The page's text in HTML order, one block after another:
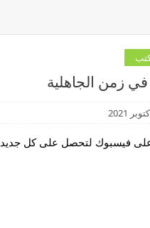
زمن الجاهلية
على فيسبوك لتحصل على كل جديد